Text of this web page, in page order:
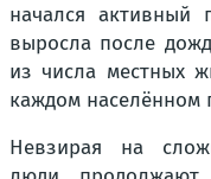
начался активный
выросла после
из числа местных
каждом населённом
Невзирая на